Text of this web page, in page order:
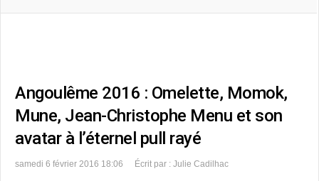
Angoulême 2016 : Omelette, Momok,
Mune, Jean-Christophe Menu et son
avatar à l’éternel pull rayé
samedi 6 février 2016 18:06 Écrit par : Julie Cadilhac